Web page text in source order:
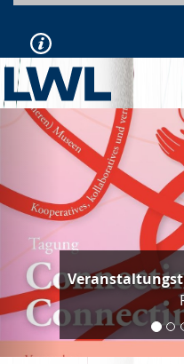
Vorherige